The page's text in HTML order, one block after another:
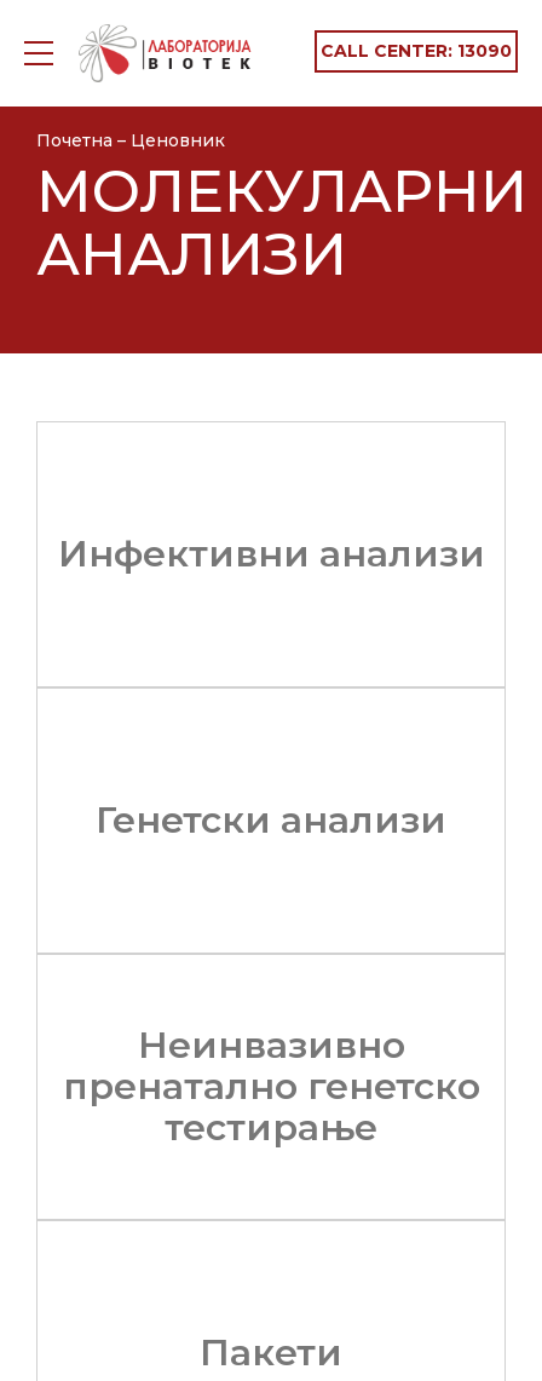
CALL CENTER: 13090
Почетна – Ценовник
МОЛЕКУЛАРНИ
АНАЛИЗИ
Инфективни анализи
Генетски анализи
Неинвазивно
пренатално генетско
тестирање
Пакети